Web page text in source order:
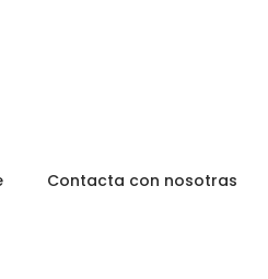
Contacta con nosotras